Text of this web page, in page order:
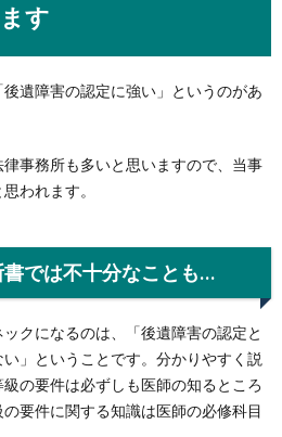
す
遺障害の認定に強い」というのがあ
事務所も多いと思いますので、当事
われます。
では不十分なことも…
クになるのは、「後遺障害の認定と
」ということです。分かりやすく説
の要件は必ずしも医師の知るところ
要件に関する知識は医師の必修科目